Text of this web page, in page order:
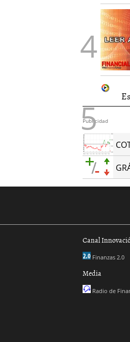
Publicidad
Canal
Finanzas 2.0
Media
Radio de